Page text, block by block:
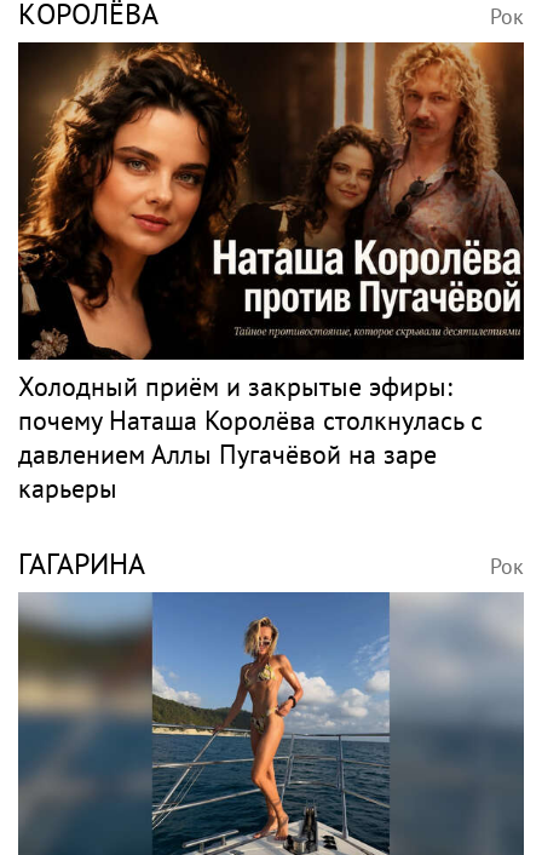
КОРОЛЁВА Рок
Холодный приём и закрытые эфиры:
почему Наташа Королёва столкнулась с
давлением Аллы Пугачёвой на заре
карьеры
ГАГАРИНА Рок